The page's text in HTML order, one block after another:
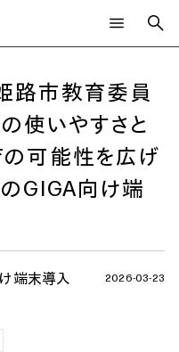
レポート
DEXツール）
します。路市教育委員
使いやすさと
可能性を広げ
GIGA向け端
端末導入
2026-03-23